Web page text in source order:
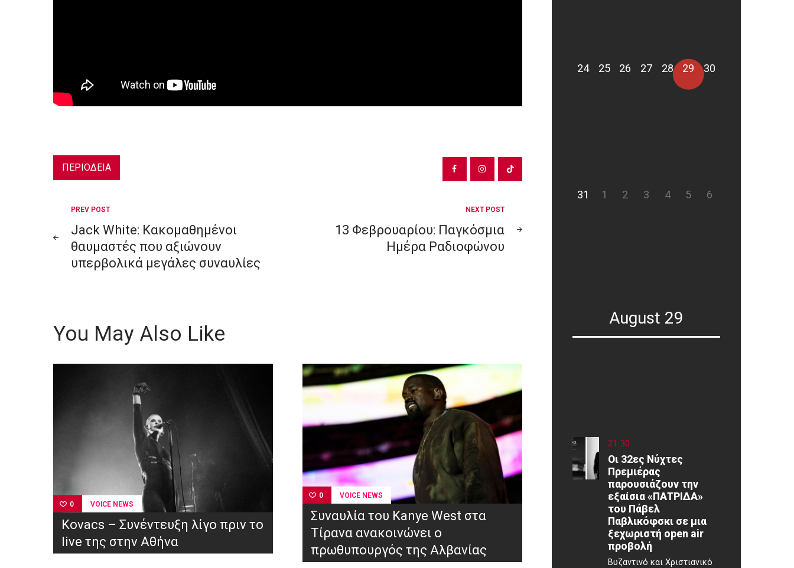
ΠΕΡΙΟΔΕΙΑ
Post
navigation
PREV POST
Jack White: Κακομαθημένοι
θαυμαστές που αξιώνουν
υπερβολικά μεγάλες συναυλίες
NEXT POST
13 Φεβρουαρίου: Παγκόσμια
Ημέρα Ραδιοφώνου
You May Also Like
0 VOICE NEWS
Kovacs – Συνέντευξη λίγο πριν το
live της στην Αθήνα
0 VOICE NEWS
Συναυλία του Kanye West στα
Τίρανα ανακοινώνει ο
πρωθυπουργός της Αλβανίας
24 25 26 27 28 29 30
31 1 2 3 4 5 6
August 29
21 :30
Οι 32ες Νύχτες
Πρεμιέρας
παρουσιάζουν την
εξαίσια «ΠΑΤΡΙΔΑ»
του Πάβελ
Παβλικόφσκι σε μια
ξεχωριστή open air
προβολή
Βυζαντινό και Χριστιανικό